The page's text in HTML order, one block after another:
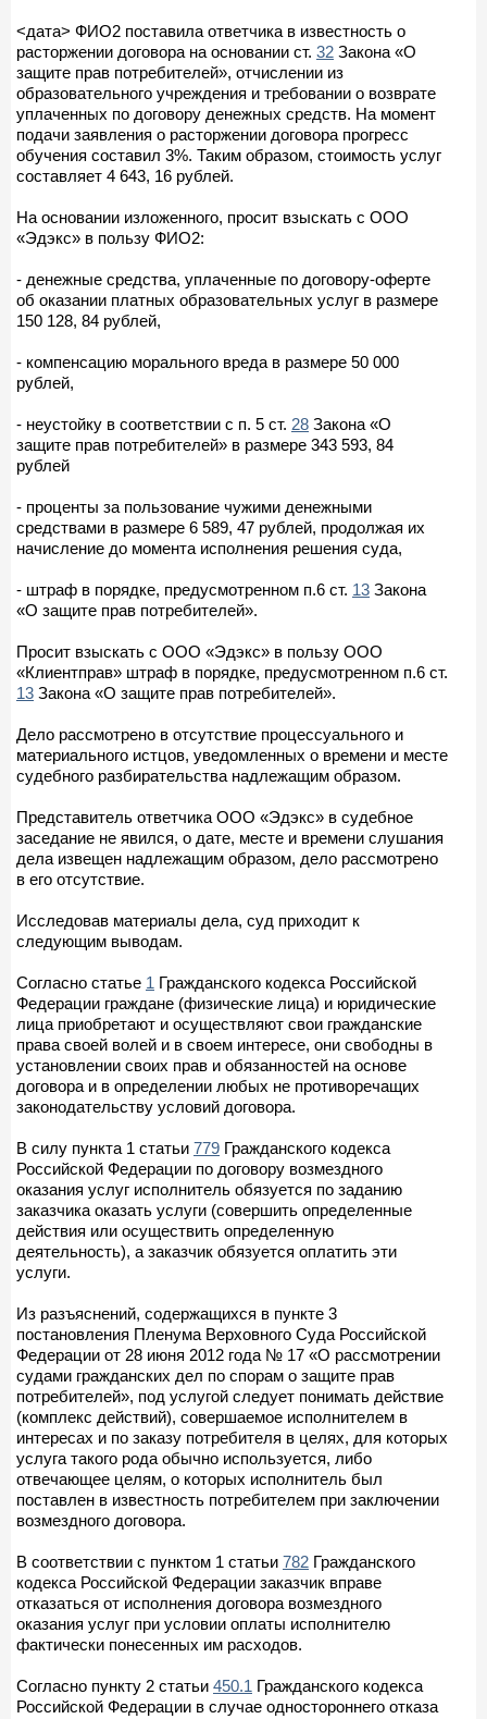
<дата> ФИО2 поставила ответчика в известность о
расторжении договора на основании ст. 32 Закона «О
защите прав потребителей», отчислении из
образовательного учреждения и требовании о возврате
уплаченных по договору денежных средств. На момент
подачи заявления о расторжении договора прогресс
обучения составил 3%. Таким образом, стоимость услуг
составляет 4 643, 16 рублей.
На основании изложенного, просит взыскать с ООО
«Эдэкс» в пользу ФИО2:
- денежные средства, уплаченные по договору-оферте
об оказании платных образовательных услуг в размере
150 128, 84 рублей,
- компенсацию морального вреда в размере 50 000
рублей,
- неустойку в соответствии с п. 5 ст. 28 Закона «О
защите прав потребителей» в размере 343 593, 84
рублей
- проценты за пользование чужими денежными
средствами в размере 6 589, 47 рублей, продолжая их
начисление до момента исполнения решения суда,
- штраф в порядке, предусмотренном п.6 ст. 13 Закона
«О защите прав потребителей».
Просит взыскать с ООО «Эдэкс» в пользу ООО
«Клиентправ» штраф в порядке, предусмотренном п.6 ст.
13 Закона «О защите прав потребителей».
Дело рассмотрено в отсутствие процессуального и
материального истцов, уведомленных о времени и месте
судебного разбирательства надлежащим образом.
Представитель ответчика ООО «Эдэкс» в судебное
заседание не явился, о дате, месте и времени слушания
дела извещен надлежащим образом, дело рассмотрено
в его отсутствие.
Исследовав материалы дела, суд приходит к
следующим выводам.
Согласно статье 1 Гражданского кодекса Российской
Федерации граждане (физические лица) и юридические
лица приобретают и осуществляют свои гражданские
права своей волей и в своем интересе, они свободны в
установлении своих прав и обязанностей на основе
договора и в определении любых не противоречащих
законодательству условий договора.
В силу пункта 1 статьи 779 Гражданского кодекса
Российской Федерации по договору возмездного
оказания услуг исполнитель обязуется по заданию
заказчика оказать услуги (совершить определенные
действия или осуществить определенную
деятельность), а заказчик обязуется оплатить эти
услуги.
Из разъяснений, содержащихся в пункте 3
постановления Пленума Верховного Суда Российской
Федерации от 28 июня 2012 года № 17 «О рассмотрении
судами гражданских дел по спорам о защите прав
потребителей», под услугой следует понимать действие
(комплекс действий), совершаемое исполнителем в
интересах и по заказу потребителя в целях, для которых
услуга такого рода обычно используется, либо
отвечающее целям, о которых исполнитель был
поставлен в известность потребителем при заключении
возмездного договора.
В соответствии с пунктом 1 статьи 782 Гражданского
кодекса Российской Федерации заказчик вправе
отказаться от исполнения договора возмездного
оказания услуг при условии оплаты исполнителю
фактически понесенных им расходов.
Согласно пункту 2 статьи 450.1 Гражданского кодекса
Российской Федерации в случае одностороннего отказа